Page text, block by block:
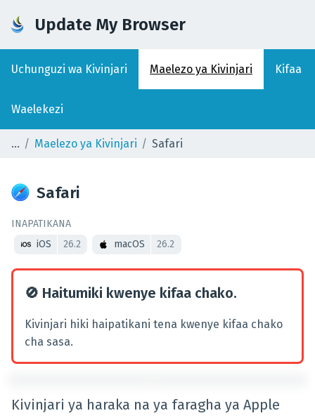
Update My Browser
Uchunguzi wa Kivinjari Maelezo ya Kivinjari Kifaa
Waelekezi
Maelezo ya Kivinjari Safari
Safari
INAPATIKANA
iOS
26.2 macOS 26.2
🚫 Haitumiki kwenye kifaa chako.
Kivinjari hiki haipatikani tena kwenye kifaa chako
cha sasa.
Kivinjari ya haraka na ya faragha ya Apple